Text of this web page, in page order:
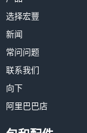
选择宏豐
新闻
常问问题
联系我们
向下
阿里巴巴店